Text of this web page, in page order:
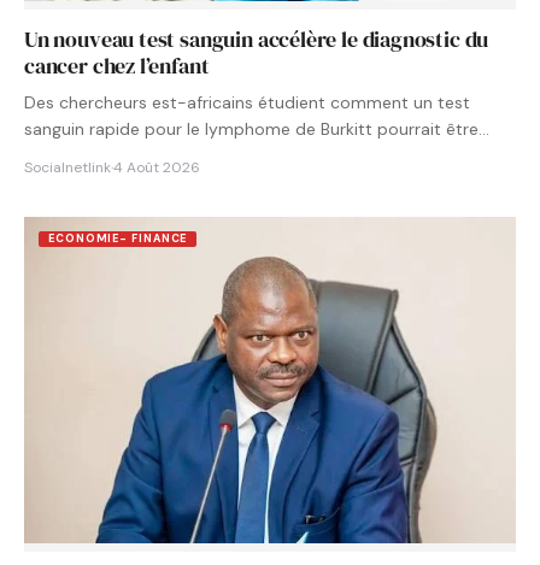
Un nouveau test sanguin accélère le diagnostic du
cancer chez l’enfant
Des chercheurs est-africains étudient comment un test
sanguin rapide pour le lymphome de Burkitt pourrait être
Socialnetlink·4 Août 2026
ECONOMIE- FINANCE